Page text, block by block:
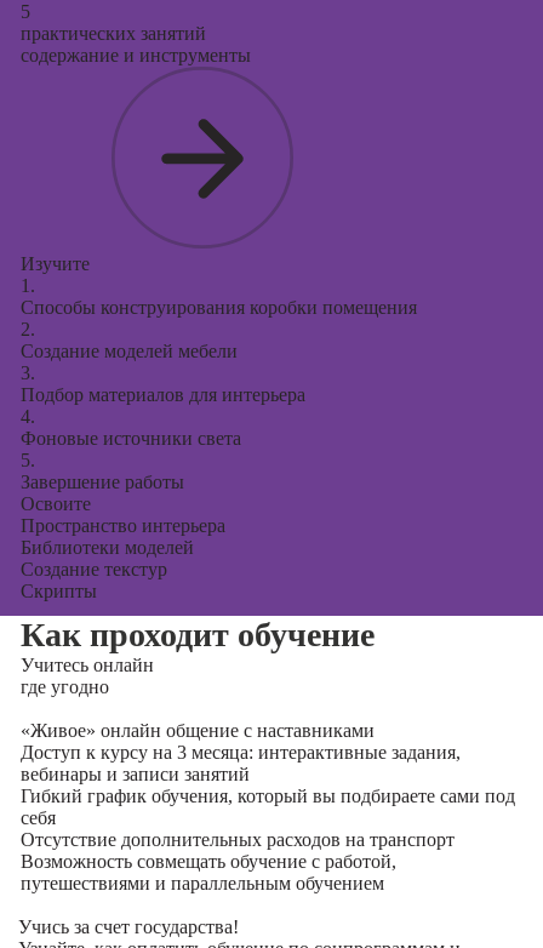
5
практических занятий
содержание и инструменты
Изучите
1.
Способы конструирования коробки помещения
2.
Создание моделей мебели
3.
Подбор материалов для интерьера
4.
Фоновые источники света
5.
Завершение работы
Освоите
Пространство интерьера
Библиотеки моделей
Создание текстур
Скрипты
Как проходит обучение
Учитесь онлайн
где угодно
«Живое» онлайн общение с наставниками
Доступ к курсу на 3 месяца: интерактивные задания,
вебинары и записи занятий
Гибкий график обучения, который вы подбираете сами под
себя
Отсутствие дополнительных расходов на транспорт
Возможность совмещать обучение с работой,
путешествиями и параллельным обучением
Учись за счет государства!